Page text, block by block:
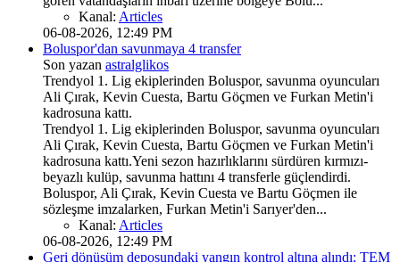
Kanal: Articles
06-08-2026, 12:49 PM
Boluspor'dan savunmaya 4 transfer
Son yazan astralglikos
Trendyol 1. Lig ekiplerinden Boluspor, savunma oyuncuları
Ali Çırak, Kevin Cuesta, Bartu Göçmen ve Furkan Metin'i
kadrosuna kattı.
Trendyol 1. Lig ekiplerinden Boluspor, savunma oyuncuları
Ali Çırak, Kevin Cuesta, Bartu Göçmen ve Furkan Metin'i
kadrosuna kattı.Yeni sezon hazırlıklarını sürdüren kırmızı-
beyazlı kulüp, savunma hattını 4 transferle güçlendirdi.
Boluspor, Ali Çırak, Kevin Cuesta ve Bartu Göçmen ile
sözleşme imzalarken, Furkan Metin'i Sarıyer'den...
Kanal: Articles
06-08-2026, 12:49 PM
Geri dönüşüm deposundaki yangın kontrol altına alındı: TEM